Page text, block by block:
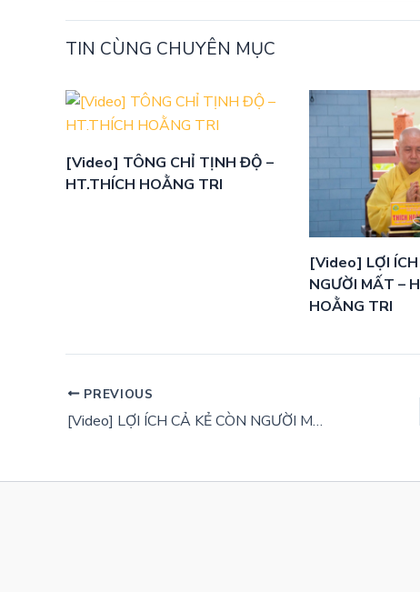
TIN CÙNG CHUYÊN MỤC
[Video] TÔNG CHỈ TỊNH ĐỘ –
HT.THÍCH HOẰNG TRI
[Video] LỢI ÍCH
NGƯỜI MẤT –
HOẰNG TRI
PREVIOUS
[Video] LỢI ÍCH CẢ KẺ CÒN NGƯỜI MẤT – HT.THÍCH HOẰNG TRI